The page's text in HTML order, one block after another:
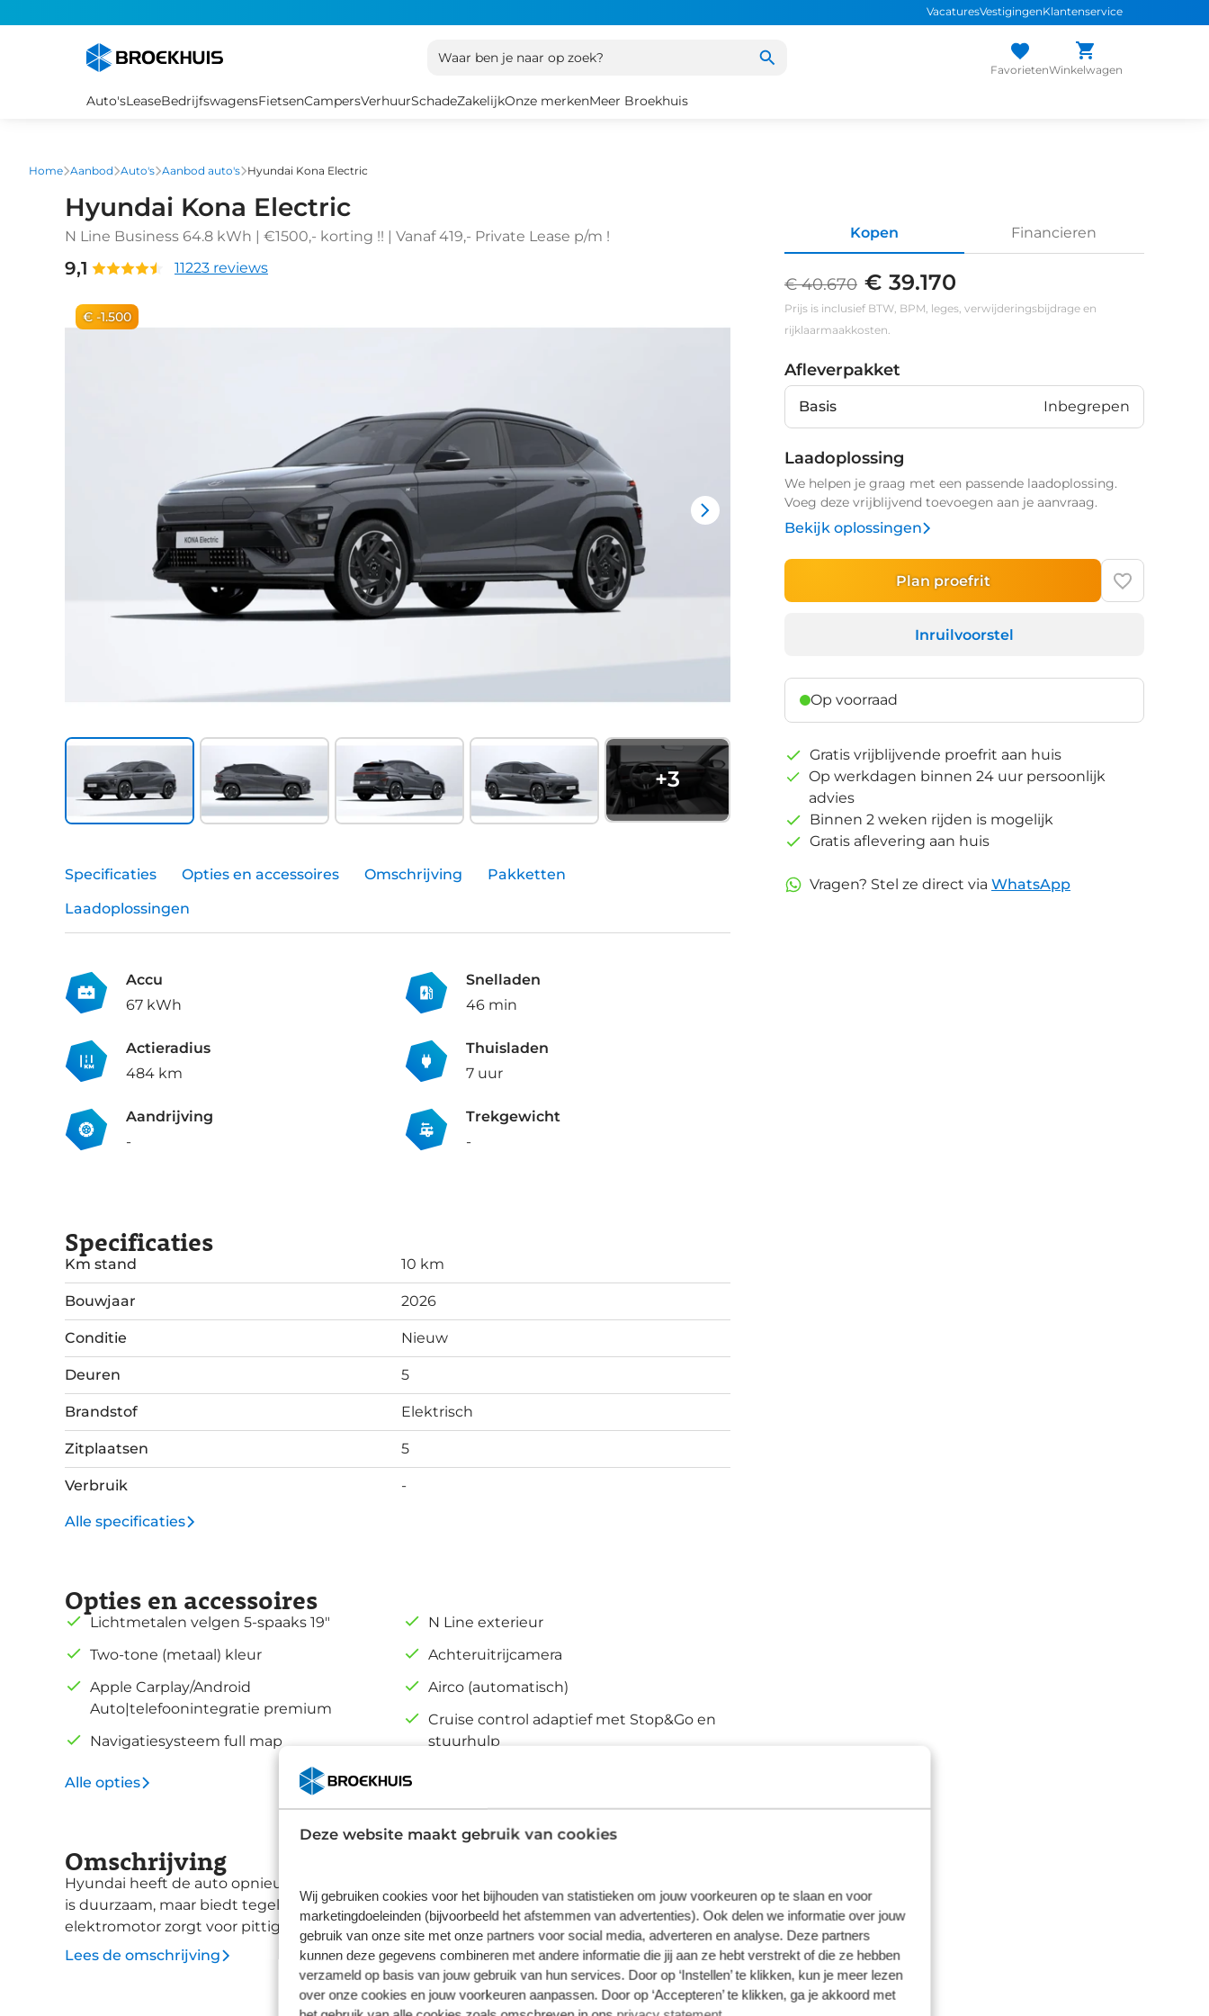
Deze website maakt gebruik van cookies
Wij gebruiken cookies voor het bijhouden van statistieken om jouw voorkeuren op te slaan en voor
marketingdoeleinden (bijvoorbeeld het afstemmen van advertenties). Ook delen we informatie over jouw
gebruik van onze site met onze partners voor social media, adverteren en analyse. Deze partners
kunnen deze gegevens combineren met andere informatie die jij aan ze hebt verstrekt of die ze hebben
verzameld op basis van jouw gebruik van hun services. Door op ‘Instellen’ te klikken, kun je meer lezen
over onze cookies en jouw voorkeuren aanpassen. Door op ‘Accepteren’ te klikken, ga je akkoord met
VacaturesVestigingenKlantenservice
Waar ben je naar op zoek?
FavorietenWinkelwagen
Auto'sLeaseBedrijfswagensFietsenCampersVerhuurSchadeZakelijkOnze merkenMeer Broekhuis
Home Aanbod Auto's Aanbod auto's Hyundai Kona Electric
Hyundai Kona Electric
N Line Business 64.8 kWh | €1500,- korting !! | Vanaf 419,- Private Lease p/m !
9,1 11223 reviews
€ -1.500
+3
Kopen Financieren
€ 40.670 € 39.170
Prijs is inclusief BTW, BPM, leges, verwijderingsbijdrage en
rijklaarmaakkosten.
Afleverpakket
Basis Inbegrepen
Laadoplossing
We helpen je graag met een passende laadoplossing.
Voeg deze vrijblijvend toevoegen aan je aanvraag.
Bekijk oplossingen
Plan proefrit
Inruilvoorstel
Op voorraad
Gratis vrijblijvende proefrit aan huis
Op werkdagen binnen 24 uur persoonlijk
advies
Binnen 2 weken rijden is mogelijk
Gratis aflevering aan huis
Vragen? Stel ze direct via WhatsApp
Specificaties Opties en accessoires Omschrijving
Pakketten
Laadoplossingen
Accu
67 kWh
Actieradius
484 km
Aandrijving
-
Snelladen
46 min
Thuisladen
7 uur
Trekgewicht
-
Specificaties
Km stand 10 km
Bouwjaar 2026
Conditie Nieuw
Deuren 5
Brandstof Elektrisch
Zitplaatsen 5
Verbruik -
Alle specificaties
Opties en accessoires
Lichtmetalen velgen 5-spaaks 19"
Two-tone (metaal) kleur
Apple Carplay/Android
Auto|telefoonintegratie premium
Navigatiesysteem full map
N Line exterieur
Achteruitrijcamera
Airco (automatisch)
Cruise control adaptief met Stop&Go en
stuurhulp
Alle opties
Omschrijving
Hyundai heeft de auto opnieuw uitgevonden. De volledig elektrische Hyundai Kona Electric
is duurzaam, maar biedt tegelijk veel rijcomfort en geweldige prestaties. De fluisterstille
elektromotor zorgt voor pittige rijprestaties zonder uitstoot. Maar wel met fiscaal voordeel!
Het gaat hier om een nieuwe auto, hij is nu direct leverbaar. De krachtige motor geeft deze
Hyundai uitstekende prestaties. Bestuurder en bijrijder krijgen een warm welkom: deze
Hyundai Kona Electric is voorzien van verwarmbare voorstoelen. Een heerlijk luxe optie van
Lees de omschrijving